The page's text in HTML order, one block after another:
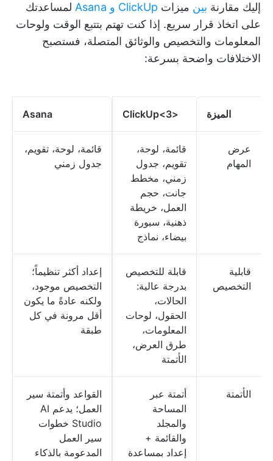
إليك مقارنة بين ميزات ClickUp و Asana
لمساعدتك
على اتخاذ قرار سريع. إذا كنت تهتم بتتبع الوقت ولوحات
المعلومات والتخصيص والوثائق المتصلة، فستصبح
الاختلافات واضحة بسرعة:
الميزة <3>ClickUp
Asana
عرض
المهام
قائمة، لوحة،
تقويم، جدول
زمني، مخطط
جانت، حجم
العمل، خريطة
ذهنية، سبورة
بيضاء، نماذج
قائمة، لوحة، تقويم،
جدول زمني
قابلية
التخصيص
قابلة للتخصيص
بدرجة عالية:
الحالات،
الحقول، لوحات
المعلومات،
طرق العرض،
الأتمتة
إعداد أكثر تنظيماً؛
التخصيص موجود،
ولكنه عادةً ما يكون
أقل مرونة في كل
طبقة
الأتمتة
أتمتة عبر
المساحة
والمجلد
والقائمة +
إعداد بمساعدة
القواعد وأتمتة سير
العمل؛ يدعم AI
Studio خطوات
سير العمل
المدعومة بالذكاء